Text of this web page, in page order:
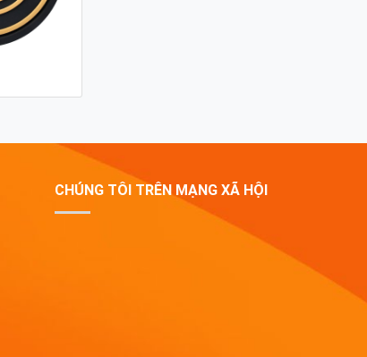
CHÚNG TÔI TRÊN MẠNG XÃ HỘI